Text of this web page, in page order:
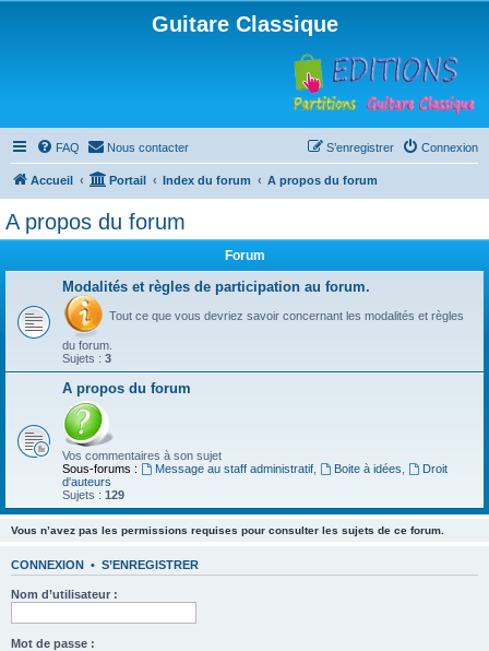
Guitare Classique
FAQ Nous contacter Connexion
S’enregistrer
Accueil Portail Index du forum A propos du forum
A propos du forum
Forum
Modalités et règles de participation au forum.
Tout ce que vous devriez savoir concernant les modalités et règles
du forum.
Sujets : 3
A propos du forum
Vos commentaires à son sujet
Sous-forums :
Message au staff administratif, Boite à idées
Droit
d'auteurs
Sujets : 129
Vous n’avez pas les permissions requises pour consulter les sujets de ce forum.
CONNEXION • S’ENREGISTRER
Nom d’utilisateur :
Mot de passe :